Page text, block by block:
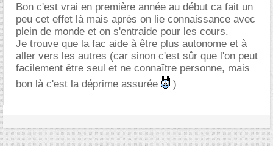
Bon c'est vrai en première année au début ca fait un
peu cet effet là mais après on lie connaissance avec
plein de monde et on s'entraide pour les cours.
Je trouve que la fac aide à être plus autonome et à
aller vers les autres (car sinon c'est sûr que l'on peut
facilement être seul et ne connaître personne, mais
bon là c'est la déprime assurée
)